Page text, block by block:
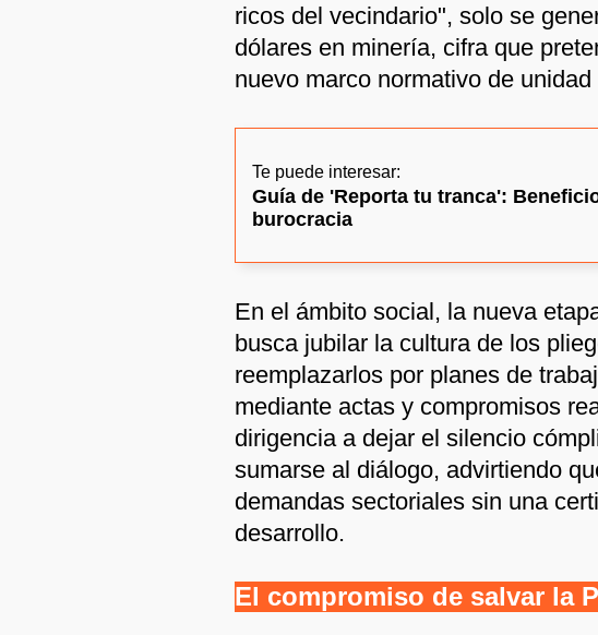
ricos del vecindario", solo se
dólares en minería, cifra que
nuevo marco normativo de
Te puede interesar:
Guía de 'Reporta tu tranca':
burocracia
En el ámbito social, la nueva
busca jubilar la cultura de los
reemplazarlos por planes de
mediante actas y compromisos
dirigencia a dejar el silencio
sumarse al diálogo, advirtiendo
demandas sectoriales sin una
desarrollo.
El compromiso de salvar la